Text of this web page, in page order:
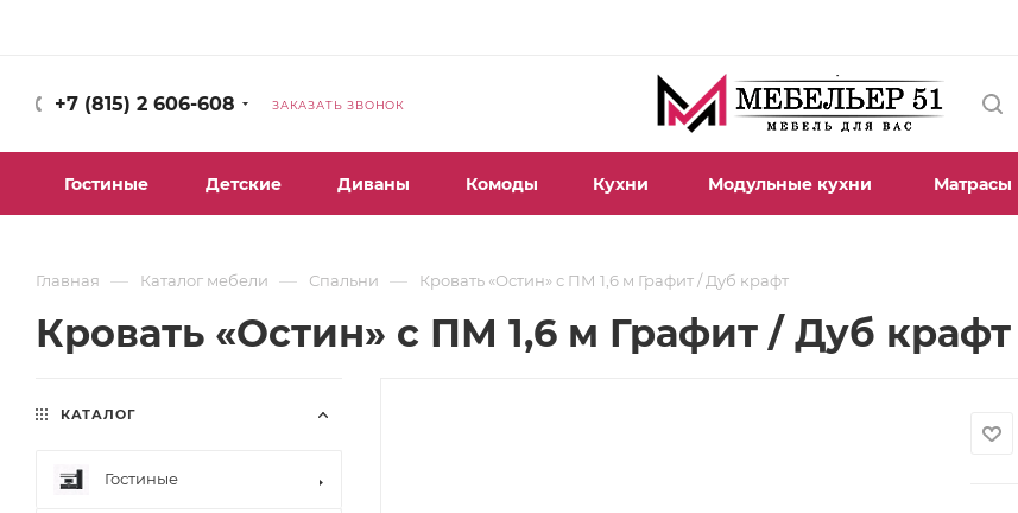
+7 (815) 2 606-608 ЗАКАЗАТЬ ЗВОНОК
Гостиные Детские Диваны Комоды Кухни Модульные кухни Матрасы
Главная — Каталог мебели — Спальни — Кровать «Остин» с ПМ 1,6 м Графит / Дуб крафт
Кровать «Остин» с ПМ 1,6 м Графит / Дуб крафт
КАТАЛОГ
Гостиные